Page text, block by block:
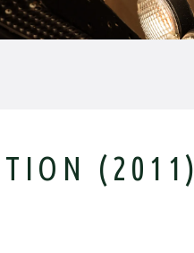
(2011)